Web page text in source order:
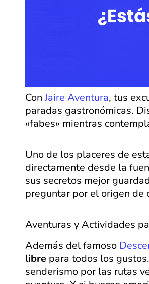
ConJaire Aventura, tus
paradas gastronómicas.
«fabes» mientras
Uno de los placeres de
directamente desde la
sus secretos mejor
preguntar por el origen de
Aventuras y Actividades
Además del famoso
libre para todos los
senderismo por las rutas